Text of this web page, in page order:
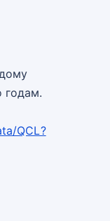
годам.
QCL?